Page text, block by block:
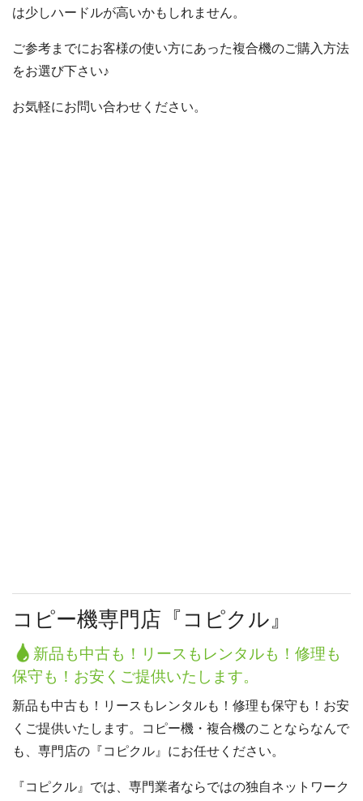
は少しハードルが高いかもしれません。
ご参考までにお客様の使い方にあった複合機のご購入方法
をお選び下さい♪
お気軽にお問い合わせください。
コピー機専門店『コピクル』
新品も中古も！リースもレンタルも！修理も
保守も！お安くご提供いたします。
新品も中古も！リースもレンタルも！修理も保守も！お安
くご提供いたします。コピー機・複合機のことならなんで
も、専門店の『コピクル』にお任せください。
『コピクル』では、専門業者ならではの独自ネットワーク